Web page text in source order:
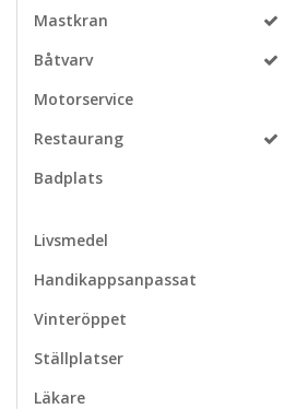
Mastkran
Båtvarv
Motorservice
Restaurang
Badplats
Livsmedel
Handikappsanpassat
Vinteröppet
Ställplatser
Läkare